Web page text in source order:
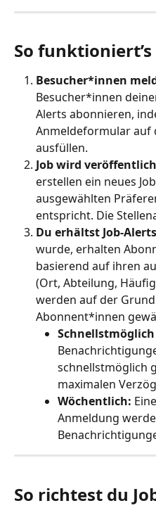
So funktioniert’s
Besucher*innen
Besucher*innen
Alerts abonnieren,
Anmeldeformular auf
ausfüllen.
Job wird
erstellen ein neues
ausgewählten
entspricht. Die
Du erhältst Job-
wurde, erhalten
basierend auf ihren
(Ort, Abteilung,
werden auf der
Abonnent*innen
schnellstmöglich
maximalen
Wöchentlich:
Anmeldung
So richtest du